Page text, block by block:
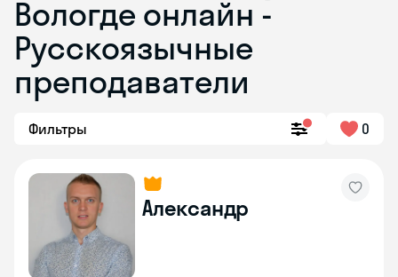
Вологде онлайн -
Русскоязычные
преподаватели
Фильтры 0
Александр
Skyeng Chat